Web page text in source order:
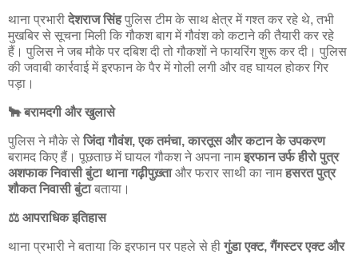
थाना प्रभारीदेशराज सिंहपुलिस टीम के साथ क्षेत्र में गश्त कर रहे थे, तभी
मुखबिर से सूचना मिली कि गौकश बाग में गौवंश को कटाने की तैयारी कर रहे
हैं। पुलिस ने जब मौके पर दबिश दी तो गौकशों ने फायरिंग शुरू कर दी। पुलिस
की जवाबी कार्रवाई में इरफान के पैर में गोली लगी और वह घायल होकर गिर
पड़ा।
🐂 बरामदगी और खुलासे
पुलिस ने मौके सेजिंदा गौवंश, एक तमंचा, कारतूस और कटान के उपकरण
बरामद किए हैं। पूछताछ में घायल गौकश ने अपना नामइरफान उर्फ हीरो पुत्र
अशफाक निवासी बुंटा थाना गढ़ीपुख़्ताऔर फरार साथी का नामहसरत पुत्र
शौकत निवासी बुंटाबताया।
⚖️ आपराधिक इतिहास
थाना प्रभारी ने बताया कि इरफान पर पहले से हीगुंडा एक्ट, गैंगस्टर एक्ट और